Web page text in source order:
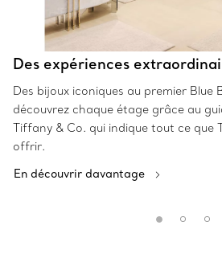
Des expériences
Des bijoux iconiques au premier Blue
découvrez chaque étage grâce au
Tiffany & Co. qui indique tout ce que
offrir.
En découvrir davantage